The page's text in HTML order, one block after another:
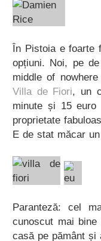
În Pistoia e foarte
opțiuni. Noi, pe
middle of
Villa de Fiori, un
minute și 15
proprietate
E de stat măcar
Paranteză: cel
cunoscut mai
casă pe pământ și